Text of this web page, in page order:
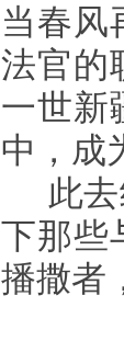
当春风
法官的
一世新
中，成
此
下那些
播撒者